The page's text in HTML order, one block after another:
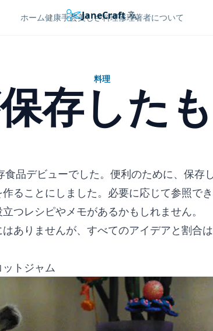
JaneCraft Languages
ホーム健康手芸美しさ料理修理著者について
料理
存した
食品デビューでした。便利のために、保存
ることにしました。必要に応じて参照で
つレシピやメモがあるかもしれません。
ありませんが、すべてのアイデアと割合
トジャム